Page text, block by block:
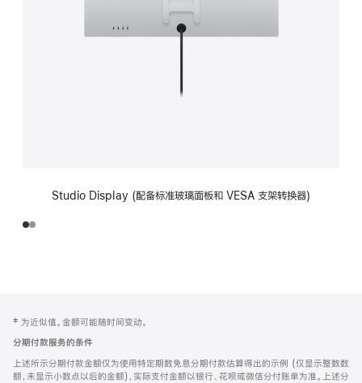
Studio Display (配备标准玻璃面板和 VESA 支架转换器)
页
页
脚
注
‡ 为近似值。金额可能随时间变动。
分期付款服务的条件
上述所示分期付款金额仅为使用特定期数免息分期付款估算得出的示例 (仅显示整数数
额，未显示小数点以后的金额)，实际支付金额以银行、花呗或微信分付账单为准。上述分